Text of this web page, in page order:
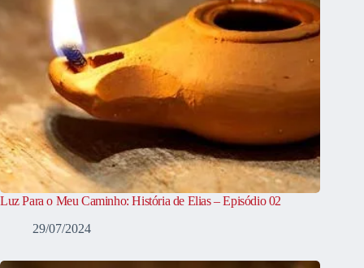
Luz Para o Meu Caminho: História de Elias – Episódio 02
29/07/2024